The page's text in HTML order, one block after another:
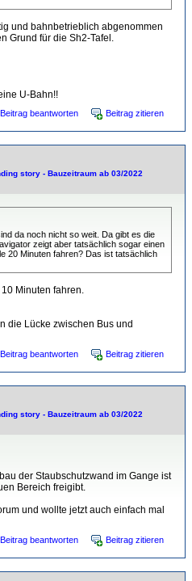
und bahnbetrieblich abgenommen
Grund für die Sh2-Tafel.
U-Bahn!!
Beitrag beantworten Beitrag zitieren
story - Bauzeitraum ab 03/2022
da noch nicht so weit. Da gibt es die
zeigt aber tatsächlich sogar einen
20 Minuten fahren? Das ist tatsächlich
Minuten fahren.
die Lücke zwischen Bus und
Beitrag beantworten Beitrag zitieren
story - Bauzeitraum ab 03/2022
der Staubschutzwand im Gange ist
Bereich freigibt.
und wollte jetzt auch einfach mal
Beitrag beantworten Beitrag zitieren